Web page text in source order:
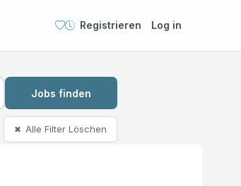
Registrieren Log in
Jobs finden
✖ Alle Filter Löschen